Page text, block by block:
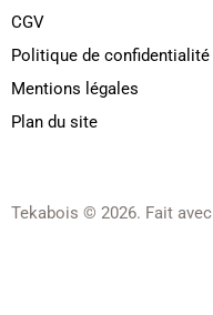
CGV
Politique de confidentialité
Mentions légales
Plan du site
Tekabois © 2026. Fait avec